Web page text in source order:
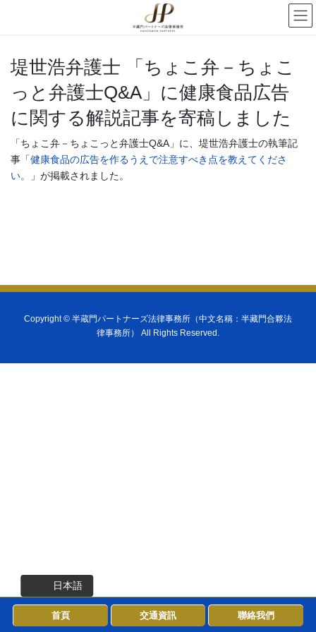
堤世浩弁護士 「ちょこ弁－ちょこ
っと弁護士Q&A」に健康食品広告
に関する解説記事を寄稿しました
「ちょこ弁－ちょこっと弁護士Q&A」に、堤世浩弁護士の執筆記
事「健康食品の広告を作るうえで注意すべき点を教えてくださ
い。
」が掲載されました。
日本語
Copyright © 半蔵門パートナーズ法律事務所（中文名稱：半藏門合夥法
律事務所）
All Rights Reserved.
首頁 交通資訊 聯絡我們